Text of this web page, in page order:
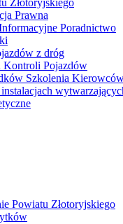
Złotoryjskiego
Prawna
Poradnictwo
z dróg
Kontroli Pojazdów
Szkolenia
Powiatu Złotoryjskiego